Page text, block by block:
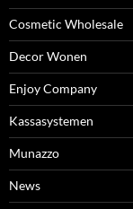
Cosmetic Wholesale
Decor Wonen
Enjoy Company
Kassasystemen
Munazzo
News